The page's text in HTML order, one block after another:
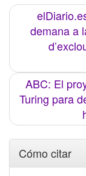
demana a
ABC: El
Turing para
Cómo citar